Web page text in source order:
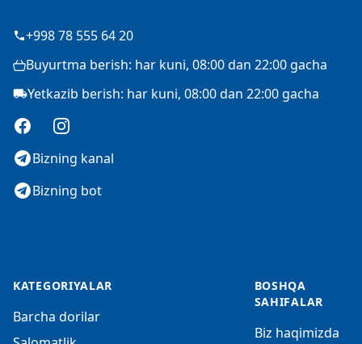
+998 78 555 64 20
Buyurtma berish: har kuni, 08:00 dan 22:00 gacha
Yetkazib berish: har kuni, 08:00 dan 22:00 gacha
FacebookInstagram
Bizning kanal
Bizning bot
KATEGORIYALAR
Barcha dorilar
BOSHQA
SAHIFALAR
Biz haqimizda